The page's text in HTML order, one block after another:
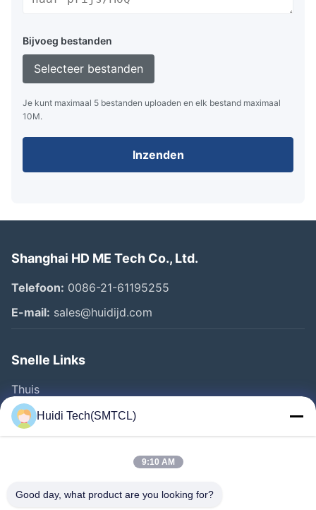
Bijvoeg bestanden
Selecteer bestanden
Je kunt maximaal 5 bestanden uploaden en elk bestand maximaal
10M.
Inzenden
Shanghai HD ME Tech Co., Ltd.
Telefoon: 0086-21-61195255
E-mail: sales@huidijd.com
Snelle Links
Thuis
Producten
Videos
Fabrieksreis
Huidi Tech(SMTCL)
9:10 AM
Good day, what product are you looking for?